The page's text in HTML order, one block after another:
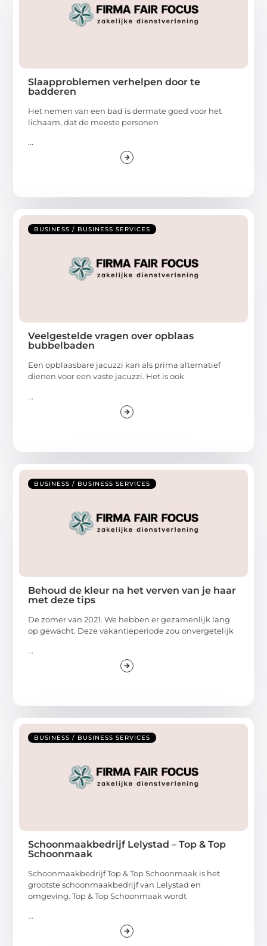
Slaapproblemen verhelpen door te
badderen
Het nemen van een bad is dermate goed voor het
lichaam, dat de meeste personen
...
BUSINESS / BUSINESS SERVICES
Veelgestelde vragen over opblaas
bubbelbaden
Een opblaasbare jacuzzi kan als prima alternatief
dienen voor een vaste jacuzzi. Het is ook
...
BUSINESS / BUSINESS SERVICES
Behoud de kleur na het verven van je haar
met deze tips
De zomer van 2021. We hebben er gezamenlijk lang
op gewacht. Deze vakantieperiode zou onvergetelijk
...
BUSINESS / BUSINESS SERVICES
Schoonmaakbedrijf Lelystad – Top & Top
Schoonmaak
Schoonmaakbedrijf Top & Top Schoonmaak is het
grootste schoonmaakbedrijf van Lelystad en
omgeving. Top & Top Schoonmaak wordt
...